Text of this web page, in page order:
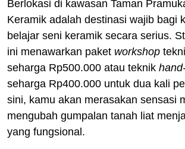
Berlokasi di kawasan Taman
Keramik adalah destinasi wajib bagi
belajar seni keramik secara serius.
ini menawarkan paket workshop
seharga Rp500.000 atau teknik
seharga Rp400.000 untuk dua kali
sini, kamu akan merasakan sensasi
mengubah gumpalan tanah liat
yang fungsional.